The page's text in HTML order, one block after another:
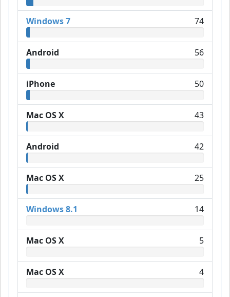
Windows 7 74
Android 56
iPhone 50
Mac OS X 43
Android 42
Mac OS X 25
Windows 8.1 14
Mac OS X 5
Mac OS X 4